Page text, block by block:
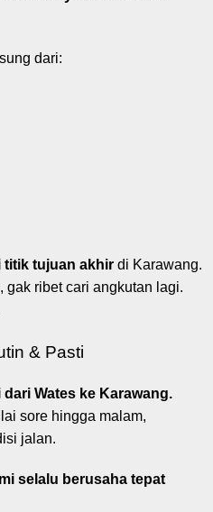
dari:
titik tujuan akhir di Karawang.
gak ribet cari angkutan lagi.
& Pasti
Wates ke Karawang.
sore hingga malam,
jalan.
selalu berusaha tepat